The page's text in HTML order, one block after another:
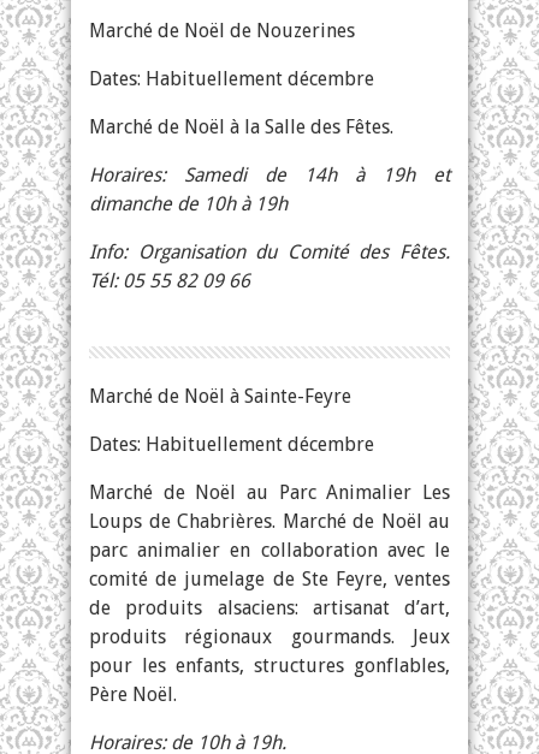
Marché de Noël de Nouzerines
Dates: Habituellement décembre
Marché de Noël à la Salle des Fêtes.
Horaires: Samedi de 14h à 19h et
dimanche de 10h à 19h
Info: Organisation du Comité des Fêtes.
Tél: 05 55 82 09 66
Marché de Noël à Sainte-Feyre
Dates: Habituellement décembre
Marché de Noël au Parc Animalier Les
Loups de Chabrières. Marché de Noël au
parc animalier en collaboration avec le
comité de jumelage de Ste Feyre, ventes
de produits alsaciens: artisanat d’art,
produits régionaux gourmands. Jeux
pour les enfants, structures gonflables,
Père Noël.
Horaires: de 10h à 19h.